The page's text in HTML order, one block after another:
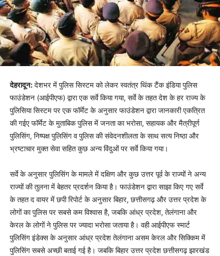
देहरादून:देशभर में पुलिस सिस्टम को लेकर स्वतंत्र थिंक टैंक इंडिया पुलिस
फाउंडेशन (आईपीएफ) द्वारा एक सर्वे किया गया, सर्वे के तहत देश के हर राज्य के
पुलिसिया सिस्टम पर एक फॉर्मेट के अनुसार फाउंडेशन द्वारा जानकारी एकत्रित
की गईए फॉर्मेट के मुताबिक पुलिस में जनता का भरोसा, सहायक और मैत्रीपूर्ण
पुलिसिंग, निष्पक्ष पुलिसिंग व पुलिस की संवेदनशीलता के साथ सत्य निष्ठा और
भ्रष्टाचार मुक्त सेवा सहित कुछ अन्य विंदुओं पर सर्वे किया गया।
सर्वे के अनुसार पुलिसिंग के मामले में दक्षिण और कुछ उत्तर पूर्व के राज्यों ने अन्य
राज्यों की तुलना में बेहतर प्रदर्शन किया है। फाउंडेशन द्वारा साझा किए गए सर्वे
के तहत द वायर में छपी रिपोर्ट के अनुसार बिहार, छत्तीसगढ़ और उत्तर प्रदेश के
लोगों का पुलिस पर सबसे कम विश्वास है, जबकि आंध्र प्रदेश, तेलंगाना और
केरल के लोगों ने पुलिस पर ज्यादा भरोसा जताया है। वही आईपीएफ स्मार्ट
पुलिसिंग इंडेक्स के अनुसार आंध्र प्रदेश तेलंगाना असम केरल और सिक्किम में
पुलिसिंग सबसे अच्छी बताई गई है। जबकि बिहार उत्तर प्रदेश छत्तीसगढ़ झारखंड